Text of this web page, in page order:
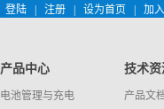
登陆 注册 设为首页 加
产品中心
电池管理与充电
技术资
产品文